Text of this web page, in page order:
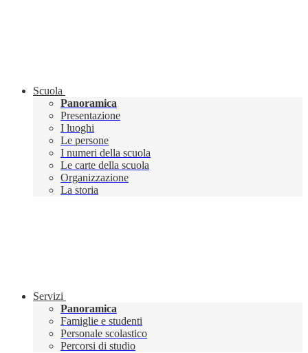
Scuola
Panoramica
Presentazione
I luoghi
Le persone
I numeri della scuola
Le carte della scuola
Organizzazione
La storia
Servizi
Panoramica
Famiglie e studenti
Personale scolastico
Percorsi di studio